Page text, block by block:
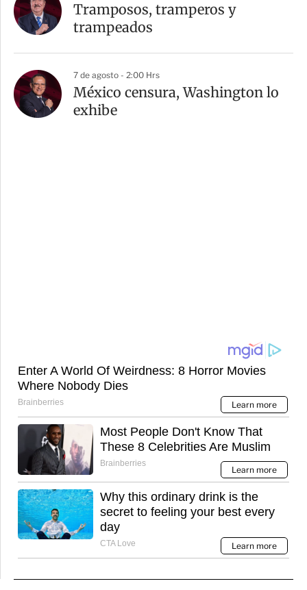
Tramposos, tramperos y
trampeados
7 de agosto - 2:00 Hrs
México censura, Washington lo
exhibe